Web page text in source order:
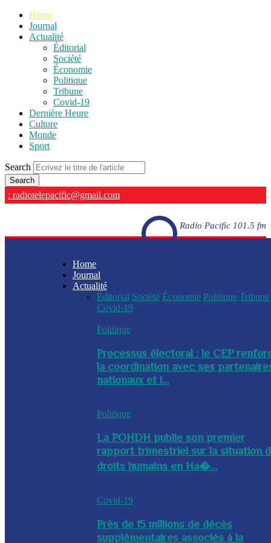
Home
Journal
Actualité
Éditorial
Société
Économie
Politique
Tribune
Covid-19
Dernière Heure
Culture
Monde
Sport
Search
: radiotelepacific@gmail.com
Radio Pacific 101.5 fm
Home
Journal
Actualité
Éditorial Société Économie Politique Tribune
Covid-19
Politique
Processus électoral : le CEP
la coordination avec ses
nationaux et i...
Politique
La POHDH publie son premier
rapport trimestriel sur la situation
droits humains en Ha�...
Covid-19
Près de 15 millions de décès
supplémentaires associés à la